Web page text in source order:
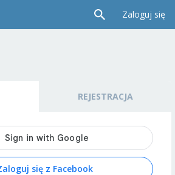
Zaloguj się
REJESTRACJA
się z Facebook